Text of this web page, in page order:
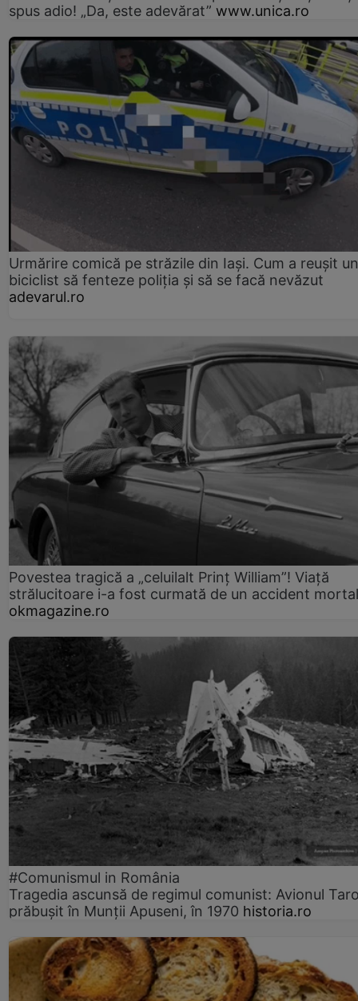
spus adio! „Da, este adevărat” www.unica.ro
Urmărire comică pe străzile din Iași. Cum a reușit un
biciclist să fenteze poliția și să se facă nevăzut
adevarul.ro
Povestea tragică a „celuilalt Prinț William”! Viață
strălucitoare i-a fost curmată de un accident mortal
okmagazine.ro
#Comunismul in România
Tragedia ascunsă de regimul comunist: Avionul
prăbușit în Munții Apuseni, în 1970 historia.ro